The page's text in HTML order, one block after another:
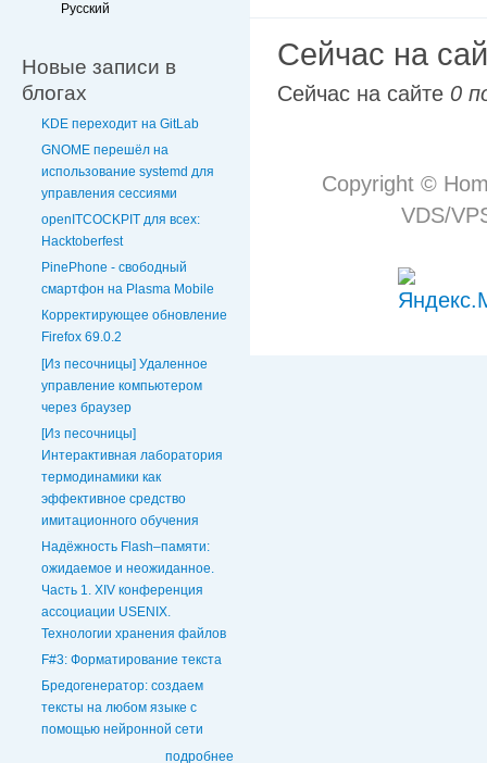
Русский
Новые записи в
блогах
KDE переходит на GitLab
GNOME перешёл на
использование systemd для
управления сессиями
openITCOCKPIT для всех:
Hacktoberfest
PinePhone - свободный
смартфон на Plasma Mobile
Корректирующее обновление
Firefox 69.0.2
[Из песочницы] Удаленное
управление компьютером
через браузер
[Из песочницы]
Интерактивная лаборатория
термодинамики как
эффективное средство
имитационного обучения
Надёжность Flash–памяти:
ожидаемое и неожиданное.
Часть 1. XIV конференция
ассоциации USENIX.
Технологии хранения файлов
F#3: Форматирование текста
Бредогенератор: создаем
тексты на любом языке с
помощью нейронной сети
подробнее
Сейчас на
Сейчас на сайте 0
Copyright ©
VDS/